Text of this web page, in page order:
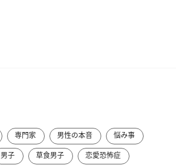
専門家 男性の本音
悩み事
男子 草食男子
恋愛恐怖症